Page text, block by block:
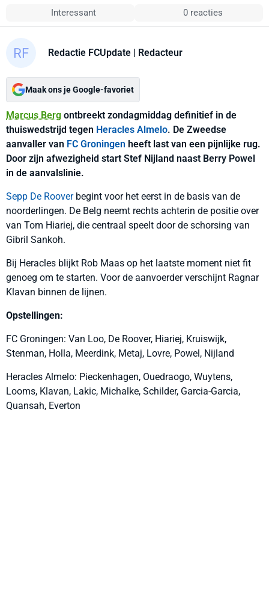
Interessant 0 reacties
Redactie FCUpdate | Redacteur
Maak ons je Google-favoriet
Marcus Berg ontbreekt zondagmiddag definitief in de
thuiswedstrijd tegen Heracles Almelo. De Zweedse
aanvaller van FC Groningen heeft last van een pijnlijke rug.
Door zijn afwezigheid start Stef Nijland naast Berry Powel
in de aanvalslinie.
Sepp De Rooverbegint voor het eerst in de basis van de
noorderlingen. De Belg neemt rechts achterin de positie over
van Tom Hiariej, die centraal speelt door de schorsing van
Gibril Sankoh.
Bij Heracles blijkt Rob Maas op het laatste moment niet fit
genoeg om te starten. Voor de aanvoerder verschijnt Ragnar
Klavan binnen de lijnen.
Opstellingen:
FC Groningen: Van Loo, De Roover, Hiariej, Kruiswijk,
Stenman, Holla, Meerdink, Metaj, Lovre, Powel, Nijland
Heracles Almelo: Pieckenhagen, Ouedraogo, Wuytens,
Looms, Klavan, Lakic, Michalke, Schilder, Garcia-Garcia,
Quansah, Everton